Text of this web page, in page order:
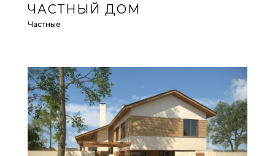
ЧАСТНЫЙ ДОМ
Частные